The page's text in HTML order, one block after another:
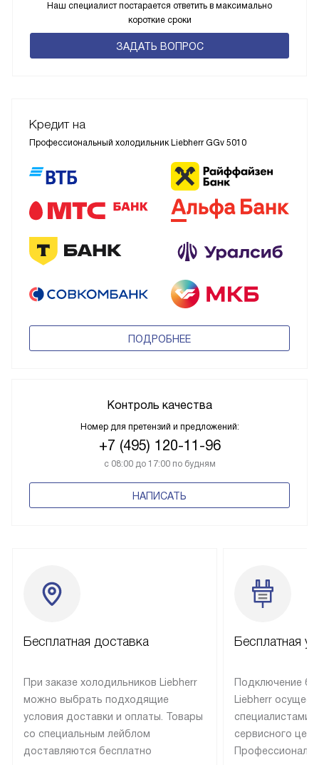
Наш специалист постарается ответить в максимально
короткие сроки
ЗАДАТЬ ВОПРОС
Кредит на
Профессиональный холодильник Liebherr GGv 5010
ПОДРОБНЕЕ
Контроль качества
Номер для претензий и предложений:
+7 (495) 120-11-96
с 08:00 до 17:00 по будням
НАПИСАТЬ
Бесплатная доставка
При заказе холодильников Liebherr
можно выбрать подходящие
условия доставки и оплаты. Товары
со специальным лейблом
доставляются бесплатно
Бесплатная
Подключение
Liebherr
специалистами
сервисного